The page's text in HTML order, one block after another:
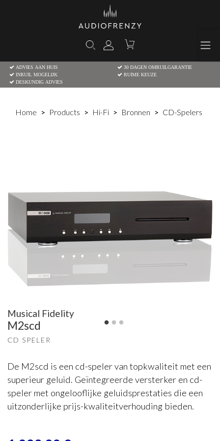
ADVIES AAN HUIS
30 DAGEN OMRUILGARANTIE
INRUIL MOGELIJK
RUIME KEUZE
DESKUNDIG ADVIES
Home Products Hi-Fi Bronnen CD-Spelers
Musical Fidelity
M2scd
CD SPELER
De M2scd is een cd-speler van topkwaliteit met een
superieur geluid. Geïntegreerde versterker en cd-
speler met ongelooflijke geluidsprestaties die een
uitzonderlijke prijs-kwaliteitverhouding bieden.